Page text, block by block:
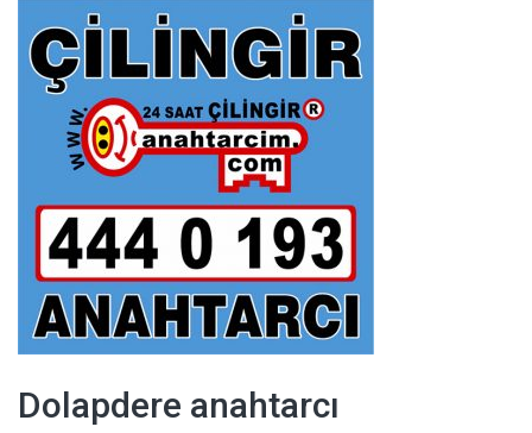
Dolapdere anahtarcı